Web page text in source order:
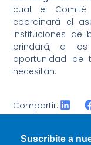
cual el
coordinará el
instituciones de
brindará, a
oportunidad de
necesitan.
Compartir:
Suscribite a